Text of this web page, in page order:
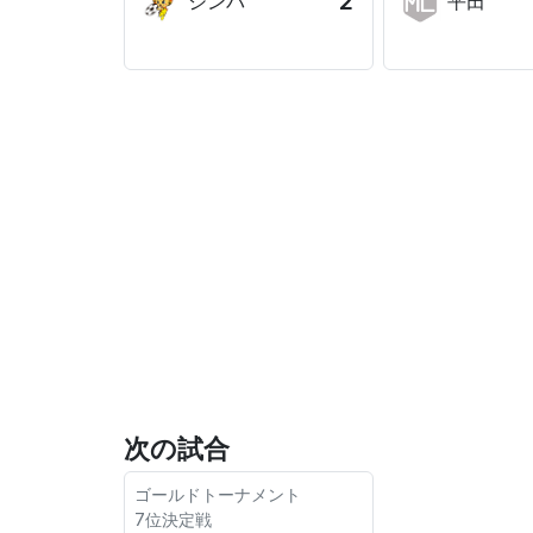
次の試合
ゴールドトーナメント
7位決定戦